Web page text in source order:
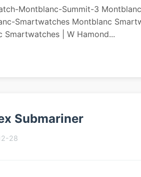
Montblanc-Summit-3
Smartwatches Montblanc
Smartwatches | W Hamond...
Submariner
28